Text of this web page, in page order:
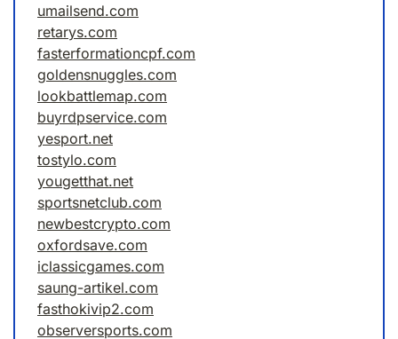
umailsend.com
retarys.com
fasterformationcpf.com
goldensnuggles.com
lookbattlemap.com
buyrdpservice.com
yesport.net
tostylo.com
yougetthat.net
sportsnetclub.com
newbestcrypto.com
oxfordsave.com
iclassicgames.com
saung-artikel.com
fasthokivip2.com
observersports.com